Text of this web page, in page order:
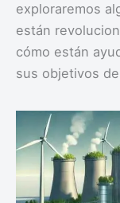
exploraremos
están
cómo están
sus objetivos